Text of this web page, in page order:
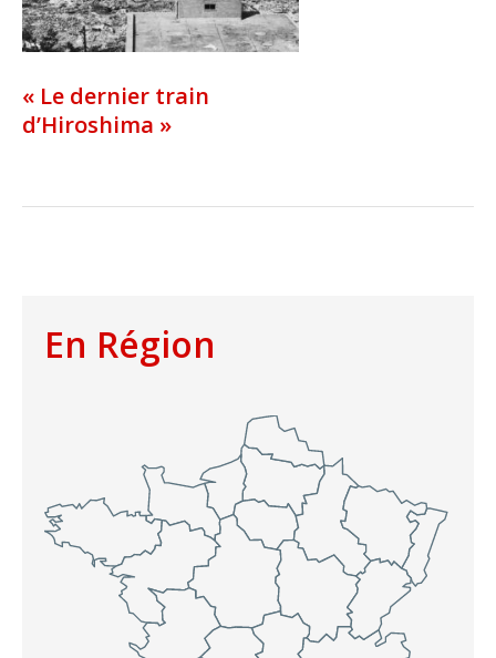
« Le dernier train
d’Hiroshima »
En Région